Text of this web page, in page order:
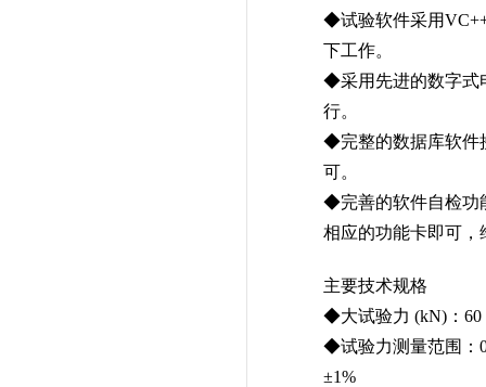
◆试验软件采用VC++
下工作。
◆采用先进的数字式
行。
◆完整的数据库软件
可。
◆完善的软件自检功
相应的功能卡即可，
主要技术规格
◆大试验力 (kN)：60
◆试验力测量范围：
±1%